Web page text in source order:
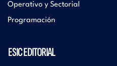
Operativo y Sectorial
Programación
ESIC EDITORIAL